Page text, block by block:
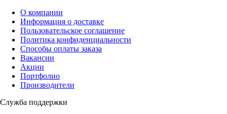
О компании
Информация о доставке
Пользовательское соглашение
Политика конфиденциальности
Способы оплаты заказа
Вакансии
Акции
Портфолио
Производители
Служба поддержки